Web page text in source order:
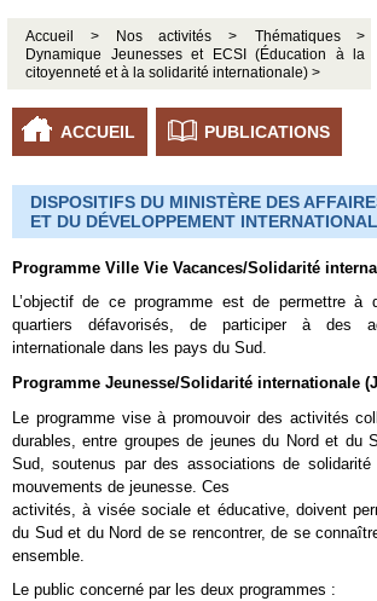
Accueil > Nos activités >
Thématiques >
Dynamique Jeunesses et ECSI (Éducation à la
citoyenneté et à la solidarité internationale) >
ACCUEIL PUBLICATIONS
DISPOSITIFS DU MINISTÈRE DES
ET DU DÉVELOPPEMENT INTERNATIONAL
Programme Ville Vie Vacances/Solidarité
L’objectif de ce programme est de permettre à
quartiers défavorisés, de participer à des
internationale dans les pays du Sud.
Programme Jeunesse/Solidarité internationale
Le programme vise à promouvoir des activités
durables, entre groupes de jeunes du Nord et du
Sud, soutenus par des associations de solidarité
mouvements de jeunesse. Ces
activités, à visée sociale et éducative, doivent
du Sud et du Nord de se rencontrer, de se
ensemble.
Le public concerné par les deux programmes :